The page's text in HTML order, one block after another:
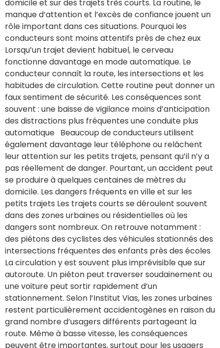
domicile et sur des trajets très courts. La routine, le
manque d’attention et l’excès de confiance jouent un
rôle important dans ces situations. Pourquoi les
conducteurs sont moins attentifs près de chez eux
Lorsqu’un trajet devient habituel, le cerveau
fonctionne davantage en mode automatique. Le
conducteur connaît la route, les intersections et les
habitudes de circulation. Cette routine peut donner un
faux sentiment de sécurité. Les conséquences sont
souvent : une baisse de vigilance moins d’anticipation
des distractions plus fréquentes une conduite plus
automatique Beaucoup de conducteurs utilisent
également davantage leur téléphone ou relâchent
leur attention sur les petits trajets, pensant qu’il n’y a
pas réellement de danger. Pourtant, un accident peut
se produire à quelques centaines de mètres du
domicile. Les dangers fréquents en ville et sur les
petits trajets Les trajets courts se déroulent souvent
dans des zones urbaines ou résidentielles où les
dangers sont nombreux. On retrouve notamment :
des piétons des cyclistes des véhicules stationnés des
intersections fréquentes des enfants près des écoles
La circulation y est souvent plus imprévisible que sur
autoroute. Un piéton peut traverser soudainement ou
une voiture peut sortir rapidement d’un
stationnement. Selon l’Institut Vias, les zones urbaines
restent particulièrement accidentogènes en raison du
grand nombre d’usagers différents partageant la
route. Même à basse vitesse, les conséquences
peuvent être importantes, surtout pour les usagers